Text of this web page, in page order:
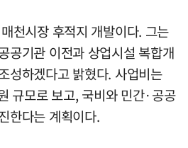
천시장 후적지 개발이다. 그는
공기관 이전과 상업시설 복합개
성하겠다고 밝혔다. 사업비는
규모로 보고, 국비와 민간·공공
한다는 계획이다.